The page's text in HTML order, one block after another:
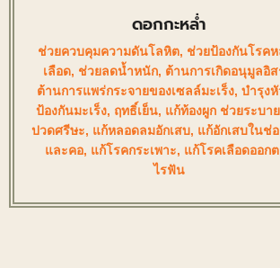
ดอกกะหล่ำ
ช่วยควบคุมความดันโลหิต, ช่วยป้องกันโรค
เลือด, ช่วยลดน้ำหนัก, ต้านการเกิดอนุมูลอิส
ต้านการแพร่กระจายของเซลล์มะเร็ง, บำรุงหั
ป้องกันมะเร็ง, ฤทธิ์เย็น, แก้ท้องผูก ช่วยระบาย
ปวดศรีษะ, แก้หลอดลมอักเสบ, แก้อักเสบในช่
และคอ, แก้โรคกระเพาะ, แก้โรคเลือดออก
ไรฟัน